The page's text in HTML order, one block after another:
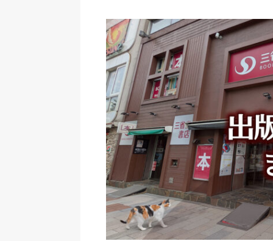
日刊出版ニュースまとめ
[ 2026年7月30日 ] チャットボ
[ 2026年7月30日 ] ChatGPTが
刊出版ニュースまとめ
[ 2026年8月7日 ] 週刊少年ジ
日刊出版ニュースまとめ
[ 2026年8月6日 ] ラップも読書